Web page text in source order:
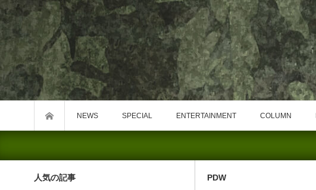
NEWS SPECIAL ENTERTAINMENT COLUMN
PDW
人気の記事